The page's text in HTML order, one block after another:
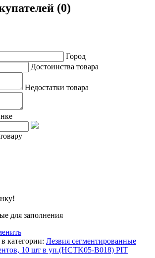
(0)
Город
Достоинства товара
Недостатки товара
для заполнения
категории: Лезвия сегментированные
10 шт в уп.(HCTK05-B018) PIT